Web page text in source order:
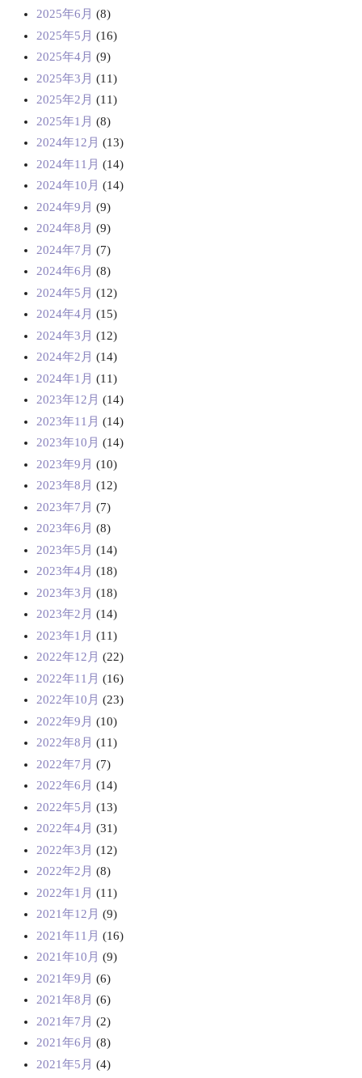
2025年6月 (8)
2025年5月 (16)
2025年4月 (9)
2025年3月 (11)
2025年2月 (11)
2025年1月 (8)
2024年12月 (13)
2024年11月 (14)
2024年10月 (14)
2024年9月 (9)
2024年8月 (9)
2024年7月 (7)
2024年6月 (8)
2024年5月 (12)
2024年4月 (15)
2024年3月 (12)
2024年2月 (14)
2024年1月 (11)
2023年12月 (14)
2023年11月 (14)
2023年10月 (14)
2023年9月 (10)
2023年8月 (12)
2023年7月 (7)
2023年6月 (8)
2023年5月 (14)
2023年4月 (18)
2023年3月 (18)
2023年2月 (14)
2023年1月 (11)
2022年12月 (22)
2022年11月 (16)
2022年10月 (23)
2022年9月 (10)
2022年8月 (11)
2022年7月 (7)
2022年6月 (14)
2022年5月 (13)
2022年4月 (31)
2022年3月 (12)
2022年2月 (8)
2022年1月 (11)
2021年12月 (9)
2021年11月 (16)
2021年10月 (9)
2021年9月 (6)
2021年8月 (6)
2021年7月 (2)
2021年6月 (8)
2021年5月 (4)